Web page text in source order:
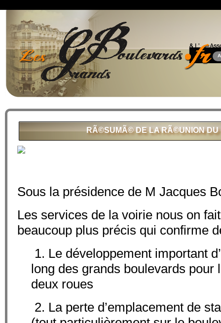
RÃ©SUMÃ© DE LA RÃ©UNION DU
Sous la présidence de M Jacques
Les services de la voirie nous on
beaucoup plus précis qui confirme
1. Le développement important
long des grands boulevards pour
deux roues
2. La perte d’emplacement de